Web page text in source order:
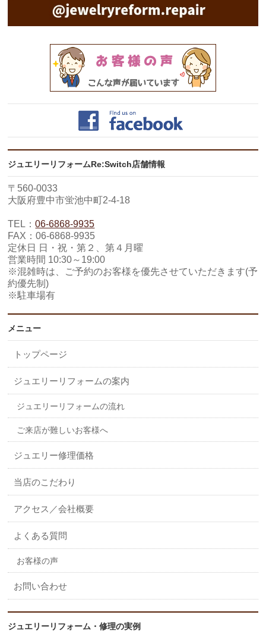
ジュエリーリフォームRe:Switch店舗情報
〒560-0033
大阪府豊中市蛍池中町2-4-18
TEL：06-6868-9935
FAX：06-6868-9935
定休日 日・祝・第２、第４月曜
営業時間 10:30～19:00
※混雑時は、ご予約のお客様を優先させていただきます(予
約優先制)
※駐車場有
メニュー
トップページ
ジュエリーリフォームの案内
ジュエリーリフォームの流れ
ご来店が難しいお客様へ
ジュエリー修理価格
当店のこだわり
アクセス／会社概要
よくある質問
お客様の声
お問い合わせ
ジュエリーリフォーム・修理の実例